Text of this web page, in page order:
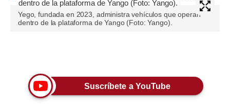
Pregunta de hoy
Lujo
Viajes
Yego, fundada en 2023, administra vehículos que operan
dentro de la plataforma de Yango (Foto: Yango).
Suscríbete a YouTube